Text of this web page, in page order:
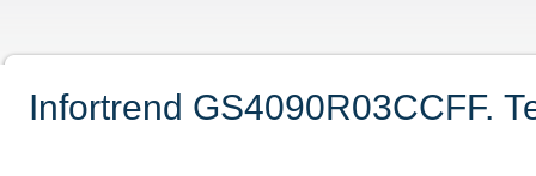
Infortrend GS4090R03CCFF.